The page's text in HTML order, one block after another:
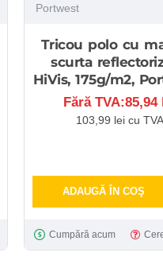
Portwest
Tricou polo cu
scurta
HiVis, 175g/m2,
Fără TVA:85,94
103,99 lei cu TVA
ADAUGĂ ÎN COŞ
Cumpără acum